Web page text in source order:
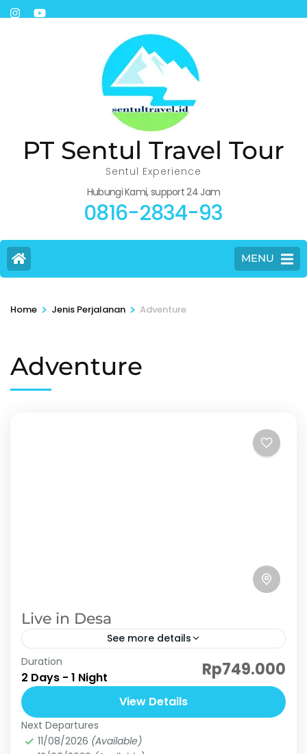
PT Sentul Travel Tour
Sentul Experience
Hubungi Kami, support 24 Jam
0816-2834-93
MENU
Home > Jenis Perjalanan > Adventure
Adventure
Live in Desa
See more details
Live In Desa adalah suatu program wisata
tinggal dan menginap dirumah warga dengan
melakukan aktivitas menjadi masyarakat Desa.
Mengikuti masyarakat desa sekaligus menjadi
orang tua...
Curug 3 Perjaka
Curug Ngumpet
Duration
2 Days - 1 Night Rp749.000
View Details
Next Departures
11/08/2026 (Available)